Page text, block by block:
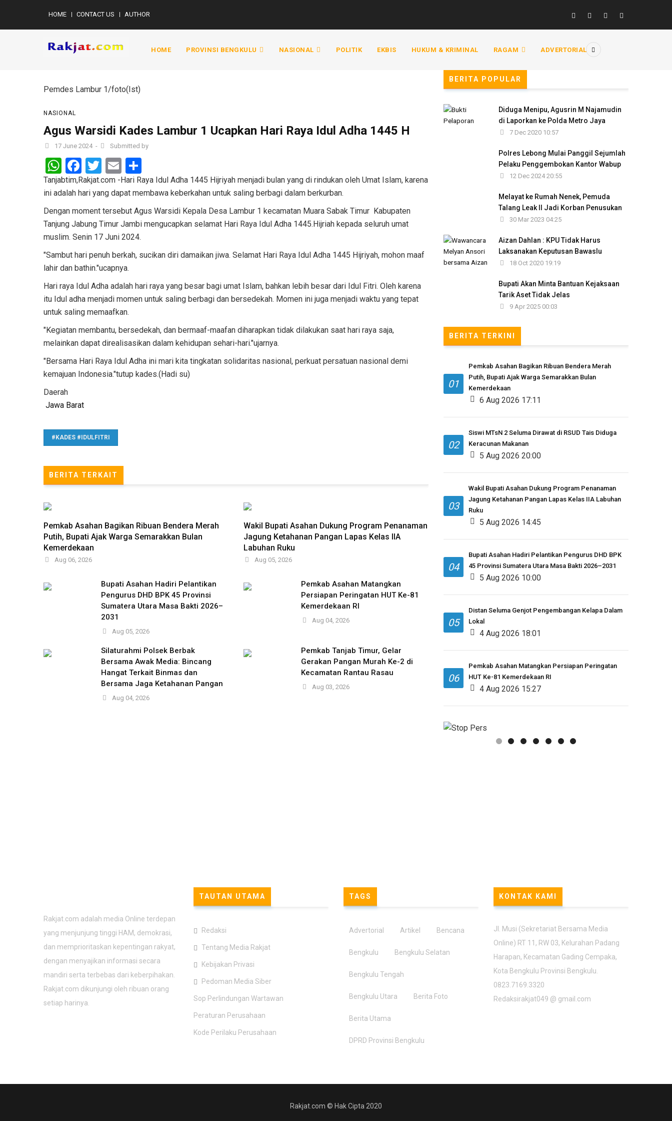
main
MENU
HOME CONTACT US AUTHOR
NAVIGATION
HOME PROVINSI BENGKULU NASIONAL POLITIK EKBIS HUKUM & KRIMINAL RAGAM ADVERTORIAL
Pemdes Lambur 1/foto(Ist)
NASIONAL
Agus Warsidi Kades Lambur 1 Ucapkan Hari Raya Idul Adha 1445 H
17 June 2024 - Submitted by
WhatsApp
Facebook
Twitter
Email
Tanjabtim,Rakjat.com -Hari Raya Idul Adha 1445 Hijriyah menjadi bulan yang di rindukan oleh Umat Islam, karena
ini adalah hari yang dapat membawa keberkahan untuk saling berbagi dalam berkurban.
Dengan moment tersebut Agus Warsidi Kepala Desa Lambur 1 kecamatan Muara Sabak Timur Kabupaten
Tanjung Jabung Timur Jambi mengucapkan selamat Hari Raya Idul Adha 1445.Hijriah kepada seluruh umat
muslim. Senin 17 Juni 2024.
"Sambut hari penuh berkah, sucikan diri damaikan jiwa. Selamat Hari Raya Idul Adha 1445 Hijriyah, mohon maaf
lahir dan bathin."ucapnya.
Hari raya Idul Adha adalah hari raya yang besar bagi umat Islam, bahkan lebih besar dari Idul Fitri. Oleh karena
itu Idul adha menjadi momen untuk saling berbagi dan bersedekah. Momen ini juga menjadi waktu yang tepat
untuk saling memaafkan.
"Kegiatan membantu, bersedekah, dan bermaaf-maafan diharapkan tidak dilakukan saat hari raya saja,
melainkan dapat direalisasikan dalam kehidupan sehari-hari."ujarnya.
"Bersama Hari Raya Idul Adha ini mari kita tingkatan solidaritas nasional, perkuat persatuan nasional demi
kemajuan Indonesia."tutup kades.(Hadi su)
Daerah
Jawa Barat
#KADES #IDULFITRI
BERITA TERKAIT
Pemkab Asahan Bagikan Ribuan Bendera Merah
Putih, Bupati Ajak Warga Semarakkan Bulan
Kemerdekaan
Aug 06, 2026
Wakil Bupati Asahan Dukung Program Penanaman
Jagung Ketahanan Pangan Lapas Kelas IIA
Labuhan Ruku
Aug 05, 2026
Bupati Asahan Hadiri Pelantikan
Pengurus DHD BPK 45 Provinsi
Sumatera Utara Masa Bakti 2026–
2031
Aug 05, 2026
Pemkab Asahan Matangkan
Persiapan Peringatan HUT Ke-81
Kemerdekaan RI
Aug 04, 2026
Silaturahmi Polsek Berbak
Bersama Awak Media: Bincang
Hangat Terkait Binmas dan
Bersama Jaga Ketahanan Pangan
Aug 04, 2026
Pemkab Tanjab Timur, Gelar
Gerakan Pangan Murah Ke-2 di
Kecamatan Rantau Rasau
Aug 03, 2026
BERITA POPULAR
Diduga Menipu, Agusrin M Najamudin
di Laporkan ke Polda Metro Jaya
7 Dec 2020 10:57
Polres Lebong Mulai Panggil Sejumlah
Pelaku Penggembokan Kantor Wabup
12 Dec 2024 20:55
Melayat ke Rumah Nenek, Pemuda
Talang Leak II Jadi Korban Penusukan
30 Mar 2023 04:25
Aizan Dahlan : KPU Tidak Harus
Laksanakan Keputusan Bawaslu
18 Oct 2020 19:19
Bupati Akan Minta Bantuan Kejaksaan
Tarik Aset Tidak Jelas
9 Apr 2025 00:03
BERITA TERKINI
01
Pemkab Asahan Bagikan Ribuan Bendera Merah
Putih, Bupati Ajak Warga Semarakkan Bulan
Kemerdekaan
6 Aug 2026 17:11
02
Siswi MTsN 2 Seluma Dirawat di RSUD Tais Diduga
Keracunan Makanan
5 Aug 2026 20:00
03
Wakil Bupati Asahan Dukung Program Penanaman
Jagung Ketahanan Pangan Lapas Kelas IIA Labuhan
Ruku
5 Aug 2026 14:45
04
Bupati Asahan Hadiri Pelantikan Pengurus DHD BPK
45 Provinsi Sumatera Utara Masa Bakti 2026–2031
5 Aug 2026 10:00
05
Distan Seluma Genjot Pengembangan Kelapa Dalam
Lokal
4 Aug 2026 18:01
06
Pemkab Asahan Matangkan Persiapan Peringatan
HUT Ke-81 Kemerdekaan RI
4 Aug 2026 15:27
Rakjat.com adalah media Online terdepan
yang menjunjung tinggi HAM, demokrasi,
dan memprioritaskan kepentingan rakyat,
dengan menyajikan informasi secara
mandiri serta terbebas dari keberpihakan.
Rakjat.com dikunjungi oleh ribuan orang
setiap harinya.
TAUTAN UTAMA
Redaksi
Tentang Media Rakjat
Kebijakan Privasi
Pedoman Media Siber
Sop Perlindungan Wartawan
Peraturan Perusahaan
Kode Perilaku Perusahaan
TAGS
Advertorial Artikel Bencana
Bengkulu Bengkulu Selatan
Bengkulu Tengah
Bengkulu Utara Berita Foto
Berita Utama
DPRD Provinsi Bengkulu
KONTAK KAMI
Jl. Musi (Sekretariat Bersama Media
Online) RT 11, RW 03, Kelurahan Padang
Harapan, Kecamatan Gading Cempaka,
Kota Bengkulu Provinsi Bengkulu.
0823.7169.3320
Redaksirakjat049 @ gmail.com
Rakjat.com © Hak Cipta 2020